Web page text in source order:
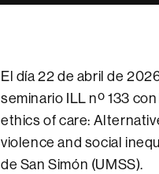
El día 22 de abril de
seminario ILL nº 133
ethics of care:
violence and social
de San Simón (UMSS).